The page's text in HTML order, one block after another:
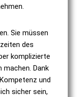
Sie müssen
des
komplizierte
Dank
und
sicher sein,